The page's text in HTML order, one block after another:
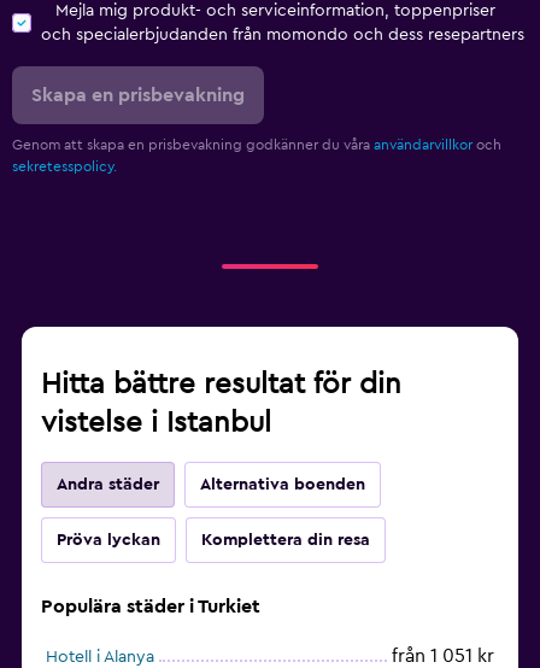
Mejla mig produkt- och serviceinformation, toppenpriser
och specialerbjudanden från momondo och dess resepartners
Skapa en prisbevakning
Genom att skapa en prisbevakning godkänner du våra användarvillkor och
sekretesspolicy.
Hitta bättre resultat för din
vistelse i Istanbul
Andra städer Alternativa boenden
Pröva lyckan Komplettera din resa
Populära städer i Turkiet
Hotell i Alanya från 1 051 kr